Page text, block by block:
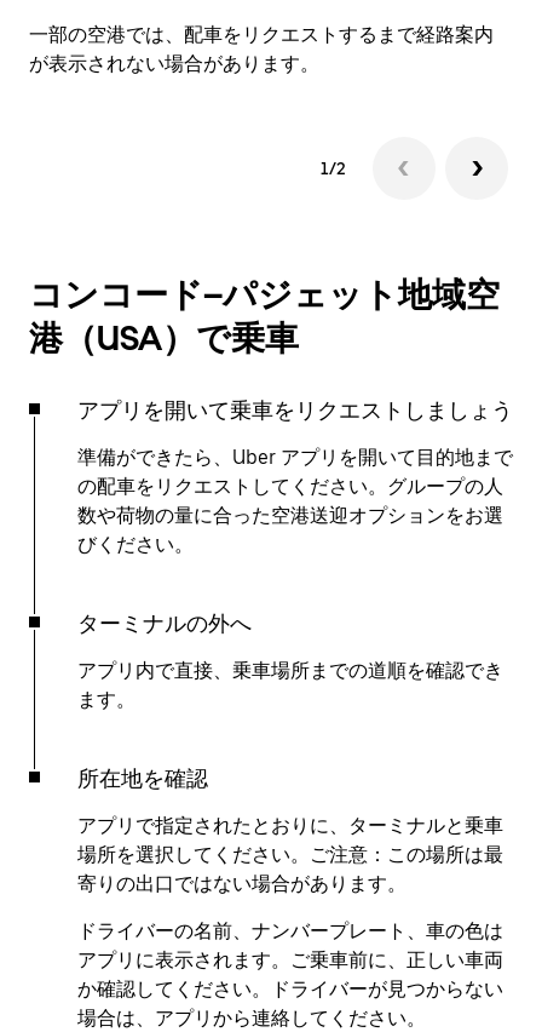
一部の空港では、配車をリクエストするまで経路案内
が表示されない場合があります。
1/2
コンコード–パジェット地域空
港（USA）で乗車
アプリを開いて乗車をリクエストしましょう
準備ができたら、Uber アプリを開いて目的地まで
の配車をリクエストしてください。グループの人
数や荷物の量に合った空港送迎オプションをお選
びください。
ターミナルの外へ
アプリ内で直接、乗車場所までの道順を確認でき
ます。
所在地を確認
アプリで指定されたとおりに、ターミナルと乗車
場所を選択してください。ご注意：この場所は最
寄りの出口ではない場合があります。
ドライバーの名前、ナンバープレート、車の色は
アプリに表示されます。ご乗車前に、正しい車両
か確認してください。ドライバーが見つからない
場合は、アプリから連絡してください。